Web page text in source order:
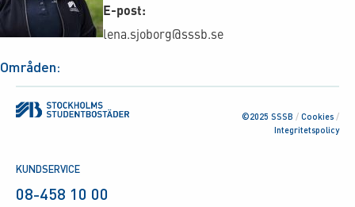
E-post:
lena.sjoborg@sssb.se
Områden:
©2025 SSSB / Cookies /
Integritetspolicy
KUNDSERVICE
08-458 10 00